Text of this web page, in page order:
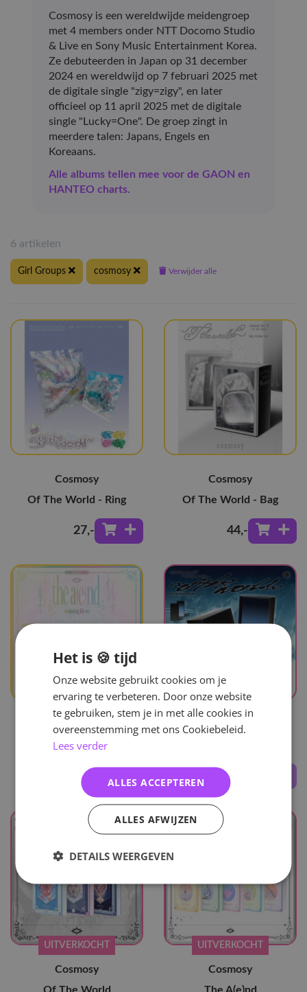
Cosmosy is een wereldwijde meidengroep
met 4 members onder NTT Docomo Studio
& Live en Sony Music Entertainment Korea.
Ze debuteerden in Japan op 31 december
2024 en wereldwijd op 7 februari 2025 met
de digitale single "zigy=zigy", en later
officieel op 11 april 2025 met de digitale
single "Lucky=One". De groep zingt in
meerdere talen: Japans, Engels en
Koreaans.
Alle albums tellen mee voor de GAON en
HANTEO charts.
6 artikelen
Girl Groups cosmosy Verwijder alle
Cosmosy
Of The World - Ring
27,-
Cosmosy
Of The World - Bag
44,-
Cosmosy
the a(e)nd - Photobook
25
UITVERKOCHT
Cosmosy
38
UITVERKOCHT
Cosmosy
UITVERKOCHT
Cosmosy
Het is 🍪 tijd
Onze website gebruikt cookies om je
ervaring te verbeteren. Door onze website
te gebruiken, stem je in met alle cookies in
overeenstemming met ons Cookiebeleid.
Lees verder
ALLES ACCEPTEREN
ALLES AFWIJZEN
DETAILS WEERGEVEN